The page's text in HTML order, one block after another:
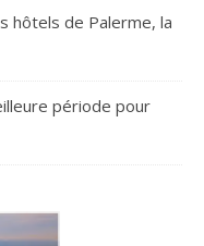
hôtels de Palerme, la
période pour